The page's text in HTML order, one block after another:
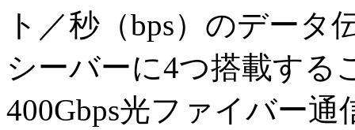
ト／秒（bps）のデー
シーバーに4つ搭載する
400Gbps光ファイバー